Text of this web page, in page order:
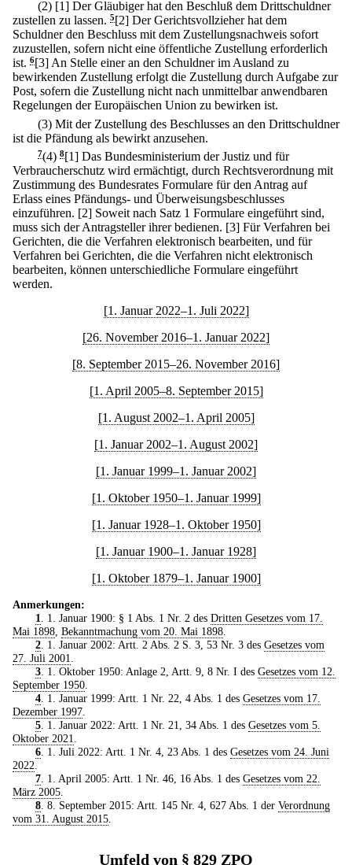
(2) [1] Der Gläubiger hat den Beschluß dem Drittschuldner
zustellen zu lassen. 5[2] Der Gerichtsvollzieher hat dem
Schuldner den Beschluss mit dem Zustellungsnachweis sofort
zuzustellen, sofern nicht eine öffentliche Zustellung erforderlich
ist. 6[3] An Stelle einer an den Schuldner im Ausland zu
bewirkenden Zustellung erfolgt die Zustellung durch Aufgabe zur
Post, sofern die Zustellung nicht nach unmittelbar anwendbaren
Regelungen der Europäischen Union zu bewirken ist.
(3) Mit der Zustellung des Beschlusses an den Drittschuldner
ist die Pfändung als bewirkt anzusehen.
7(4) 8[1] Das Bundesministerium der Justiz und für
Verbraucherschutz wird ermächtigt, durch Rechtsverordnung mit
Zustimmung des Bundesrates Formulare für den Antrag auf
Erlass eines Pfändungs- und Überweisungsbeschlusses
einzuführen. [2] Soweit nach Satz 1 Formulare eingeführt sind,
muss sich der Antragsteller ihrer bedienen. [3] Für Verfahren bei
Gerichten, die die Verfahren elektronisch bearbeiten, und für
Verfahren bei Gerichten, die die Verfahren nicht elektronisch
bearbeiten, können unterschiedliche Formulare eingeführt
werden.
[1. Januar 2022–1. Juli 2022]
[26. November 2016–1. Januar 2022]
[8. September 2015–26. November 2016]
[1. April 2005–8. September 2015]
[1. August 2002–1. April 2005]
[1. Januar 2002–1. August 2002]
[1. Januar 1999–1. Januar 2002]
[1. Oktober 1950–1. Januar 1999]
[1. Januar 1928–1. Oktober 1950]
[1. Januar 1900–1. Januar 1928]
[1. Oktober 1879–1. Januar 1900]
Anmerkungen:
1
. 1. Januar 1900: § 1 Abs. 1 Nr. 2 des Dritten Gesetzes vom 17.
Mai 1898 Bekanntmachung vom 20. Mai 1898
2. 1. Januar 2002: Artt. 2 Abs. 2 S. 3, 53 Nr. 3 des Gesetzes vom
27. Juli 2001
3. 1. Oktober 1950: Anlage 2, Artt. 9, 8 Nr. I des Gesetzes vom 12.
September 1950
4. 1. Januar 1999: Artt. 1 Nr. 22, 4 Abs. 1 des Gesetzes vom 17.
Dezember 1997
5. 1. Januar 2022: Artt. 1 Nr. 21, 34 Abs. 1 des Gesetzes vom 5.
Oktober 2021
6. 1. Juli 2022: Artt. 1 Nr. 4, 23 Abs. 1 des Gesetzes vom 24. Juni
2022
7. 1. April 2005: Artt. 1 Nr. 46, 16 Abs. 1 des Gesetzes vom 22.
März 2005
8. 8. September 2015: Artt. 145 Nr. 4, 627 Abs. 1 der Verordnung
vom 31. August 2015
Umfeld von § 829 ZPO